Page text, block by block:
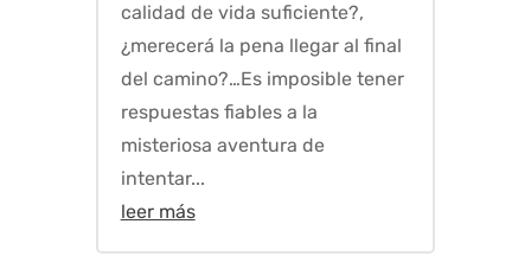
calidad de vida suficiente?,
¿merecerá la pena llegar al final
del camino?…Es imposible tener
respuestas fiables a la
misteriosa aventura de
intentar...
leer más